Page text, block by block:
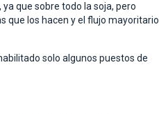
que sobre todo la soja, pero
que los hacen y el flujo mayoritario
solo algunos puestos de